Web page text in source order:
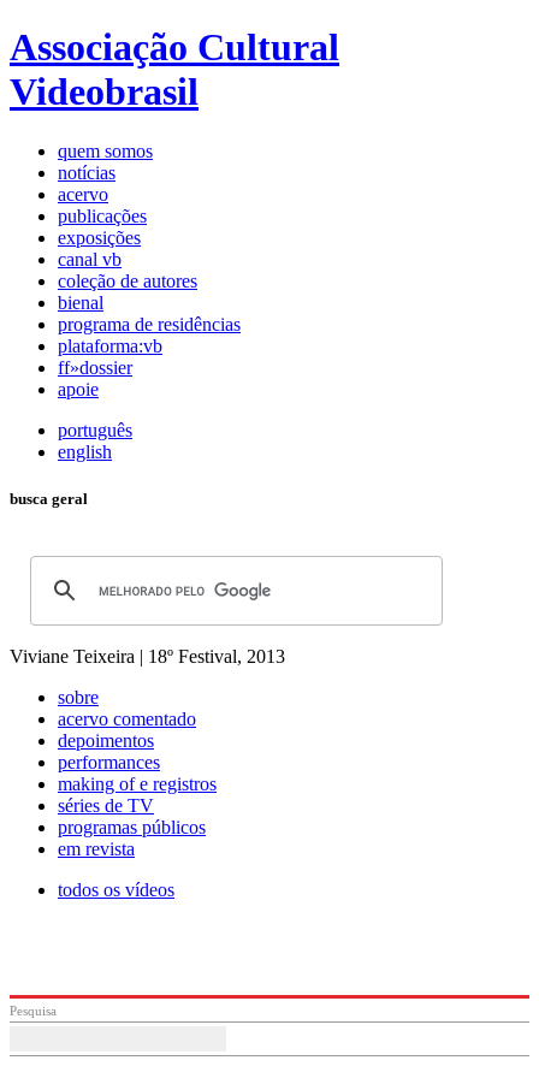
Associação Cultural
Videobrasil
quem somos
notícias
acervo
publicações
exposições
canal vb
coleção de autores
bienal
programa de residências
plataforma:vb
ff»dossier
apoie
português
english
busca geral
Viviane Teixeira | 18º Festival, 2013
sobre
acervo comentado
depoimentos
performances
making of e registros
séries de TV
programas públicos
em revista
todos os vídeos
Pesquisa